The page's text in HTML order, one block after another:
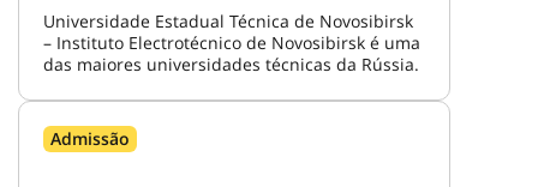
Universidade Estadual Técnica de Novosibirsk
– Instituto Electrotécnico de Novosibirsk é uma
das maiores universidades técnicas da Rússia.
Admissão